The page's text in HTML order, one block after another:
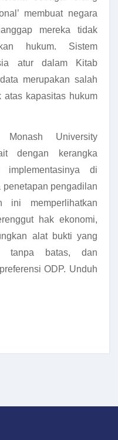
membuat negara
mereka tidak
hukum. Sistem
atur dalam Kitab
merupakan salah
kapasitas hukum
University
dengan kerangka
implementasinya di
penetapan pengadilan
memperlihatkan
hak ekonomi,
alat bukti yang
tanpa batas, dan
ODP. Unduh